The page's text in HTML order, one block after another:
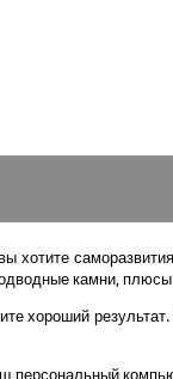
камни,
хороший